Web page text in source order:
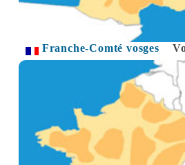
Franche-Comté vosges